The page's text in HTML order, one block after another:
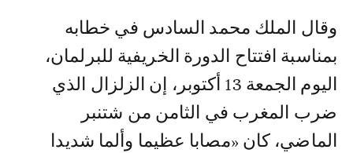
وقال الملك محمد السادس في خطابه
بمناسبة افتتاح الدورة الخريفية للبرلمان،
اليوم الجمعة 13 أكتوبر، إن الزلزال الذي
ضرب المغرب في الثامن من شتنبر
الماضي، كان «مصابا عظيما وألما شديدا